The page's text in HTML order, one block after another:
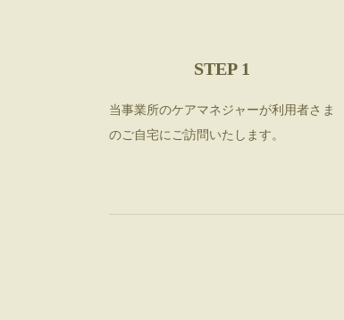
STEP 1
当事業所のケアマネジャーが利用者さま
のご自宅にご訪問いたします。